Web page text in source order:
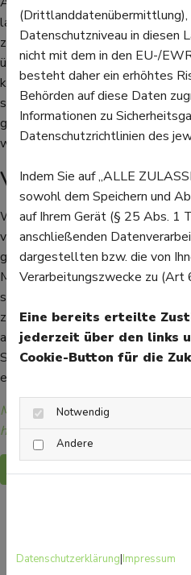
Zurück
langsam herumgehen, um den
zu gewöhnen. Wer beim
überrascht wird, der kann dadurch
kommen und untergehen. Um
sich, die Muskeln anfangs
gewöhnen. Nach dem Krampf
werden. Auch Wärme tut gut,
Vorsicht bei
Wer regelmäßig trainiert, kann
vorbeugen. Denn dann sind die
gewöhnt. Auch das richtige
Muskeln nicht zusätzlich belastet
sicheren Halt hat. In den meisten
zwar lästig, aber nicht
auftreten, sollte man einen Arzt
Symptome für
einer Störung des Stoffwechsels
Mehr
hier.
(Drittlanddatenübermittlung),
Datenschutzniveau in diesen
nicht mit dem in den EU-/
besteht daher ein erhöhtes
Behörden auf diese Daten
Informationen zu
Datenschutzrichtlinien des
Indem Sie auf „ALLE
sowohl dem Speichern und
auf Ihrem Gerät (§ 25 Abs. 1
anschließenden
dargestellten bzw. die von
Verarbeitungszwecke zu (Art
Eine bereits erteilte
jederzeit über den links
Cookie-Button für die
Notwendig
Andere
Datenschutzerklärung|Impressum